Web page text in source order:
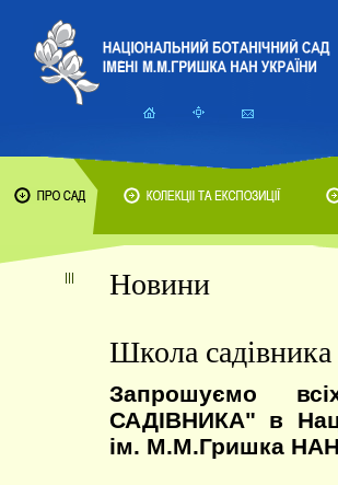
Новини
Школа садівника
Запрошуємо
САДІВНИКА" в
ім. М.М.Гришка НАН